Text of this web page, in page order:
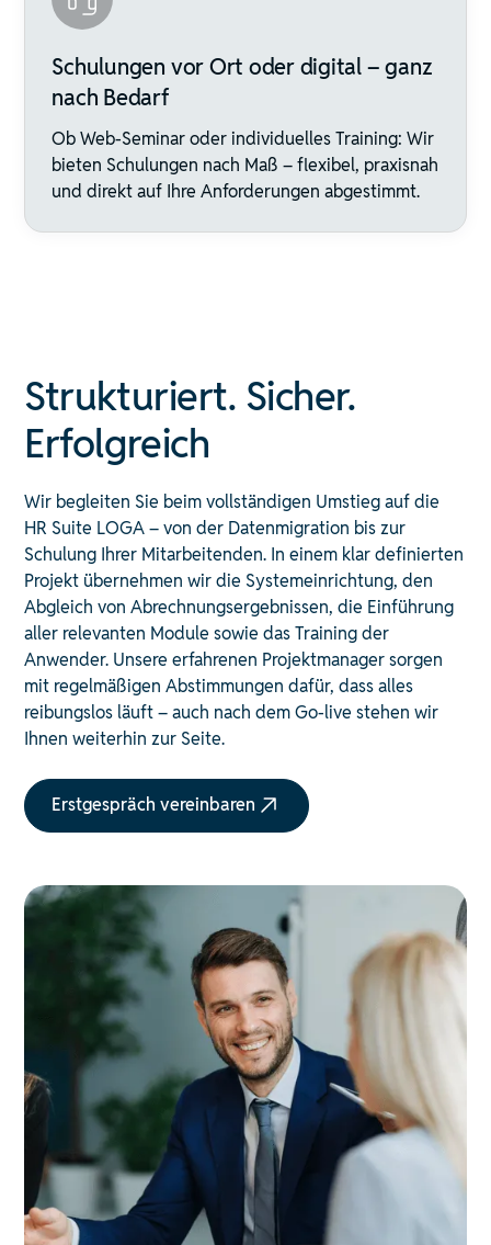
Schulungen vor Ort oder digital – ganz
nach Bedarf
Ob Web-Seminar oder individuelles Training: Wir
bieten Schulungen nach Maß – flexibel, praxisnah
und direkt auf Ihre Anforderungen abgestimmt.
Strukturiert. Sicher.
Erfolgreich
Wir begleiten Sie beim vollständigen Umstieg auf die
HR Suite LOGA – von der Datenmigration bis zur
Schulung Ihrer Mitarbeitenden. In einem klar definierten
Projekt übernehmen wir die Systemeinrichtung, den
Abgleich von Abrechnungsergebnissen, die Einführung
aller relevanten Module sowie das Training der
Anwender. Unsere erfahrenen Projektmanager sorgen
mit regelmäßigen Abstimmungen dafür, dass alles
reibungslos läuft – auch nach dem Go-live stehen wir
Ihnen weiterhin zur Seite.
Erstgespräch vereinbaren